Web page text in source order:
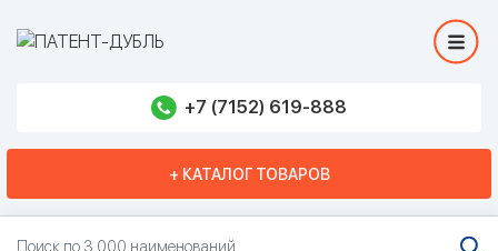
+7 (7152) 619-888
+ КАТАЛОГ ТОВАРОВ